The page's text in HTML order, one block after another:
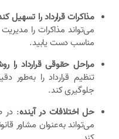
مذاکرات قرارداد را تسهیل
می‌تواند مذاکرات را
مناسب دست یابید.
مراحل حقوقی قرارداد را
تنظیم قرارداد را به‌طور
جلوگیری کند.
حل اختلافات در آینده: در
می‌تواند به‌عنوان مشاور